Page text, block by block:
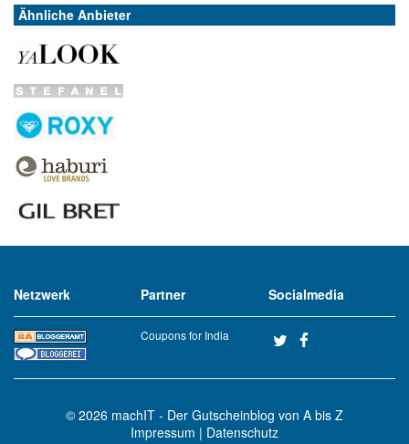
Ähnliche Anbieter
Netzwerk Partner
Coupons for India
Socialmedia
© 2026 machIT - Der Gutscheinblog von A bis Z
Impressum | Datenschutz